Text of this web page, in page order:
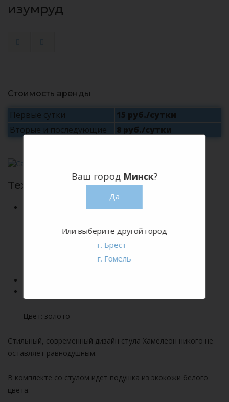
изумруд
Стоимость аренды
Первые сутки
15 руб./сутки
Вторые и последующие
8 руб./сутки
Технические характеристики:
Ширина: 40 см
Цвет: золото
Стильный, современный дизайн стула Хамелеон никого не
оставляет равнодушным.
В комплекте со стулом идет подушка из экокожи белого
цвета.
Ваш город Минск?
Да
Или выберите другой город
г. Брест
г. Гомель